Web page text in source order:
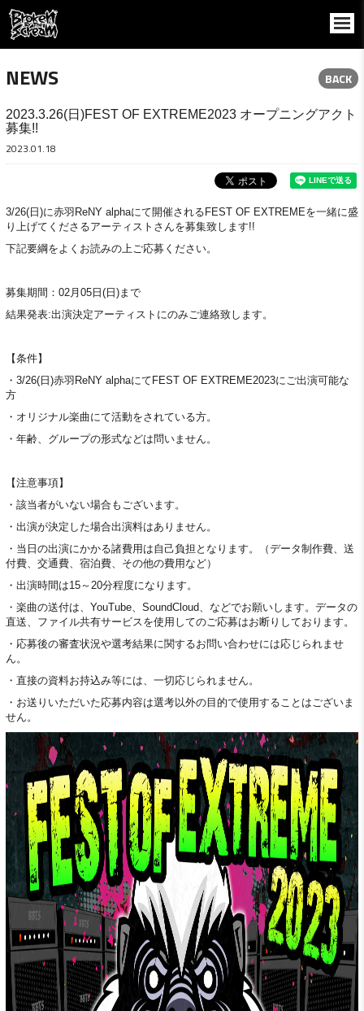
NEWS BACK
2023.3.26(日)FEST OF EXTREME2023 オープニングアクト
募集!!
2023.01.18
3/26(日)に赤羽ReNY alphaにて開催されるFEST OF EXTREMEを一緒に盛
り上げてくださるアーティストさんを募集致します!!
下記要綱をよくお読みの上ご応募ください。
募集期間：02月05日(日)まで
結果発表:出演決定アーティストにのみご連絡致します。
【条件】
・3/26(日)赤羽ReNY alphaにてFEST OF EXTREME2023にご出演可能な
方
・オリジナル楽曲にて活動をされている方。
・年齢、グループの形式などは問いません。
【注意事項】
・該当者がいない場合もございます。
・出演が決定した場合出演料はありません。
・当日の出演にかかる諸費用は自己負担となります。（データ制作費、送
付費、交通費、宿泊費、その他の費用など）
・出演時間は15～20分程度になります。
・楽曲の送付は、YouTube、SoundCloud、などでお願いします。データの
直送、ファイル共有サービスを使用してのご応募はお断りしております。
・応募後の審査状況や選考結果に関するお問い合わせには応じられませ
ん。
・直接の資料お持込み等には、一切応じられません。
・お送りいただいた応募内容は選考以外の目的で使用することはございま
せん。